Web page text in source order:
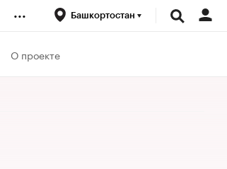
... Башкортостан
О проекте